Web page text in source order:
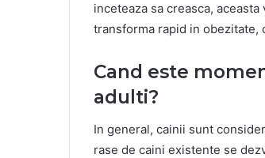
inceteaza sa creasca,
transforma rapid in obezitate,
Cand este
adulti?
In general, cainii sunt
rase de caini existente se